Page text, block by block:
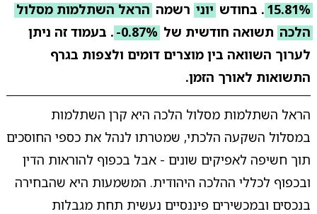
15.81% . בחודש יוני רשמה הראל השתלמות מסלול
הלכה תשואה חודשית של -0.87% . בעמוד זה ניתן
לערוך השוואה בין מוצרים דומים ולצפות בגרף
התשואות לאורך הזמן.
הראל השתלמות מסלול הלכה היא קרן השתלמות
במסלול השקעה הלכתי, שמטרתו לנהל את כספי החוסכים
תוך חשיפה לאפיקים שונים - אבל בכפוף להוראות הדין
ובכפוף לכללי ההלכה היהודית. המשמעות היא שהבחירה
בנכסים ובמכשירים פיננסיים נעשית תחת מגבלות